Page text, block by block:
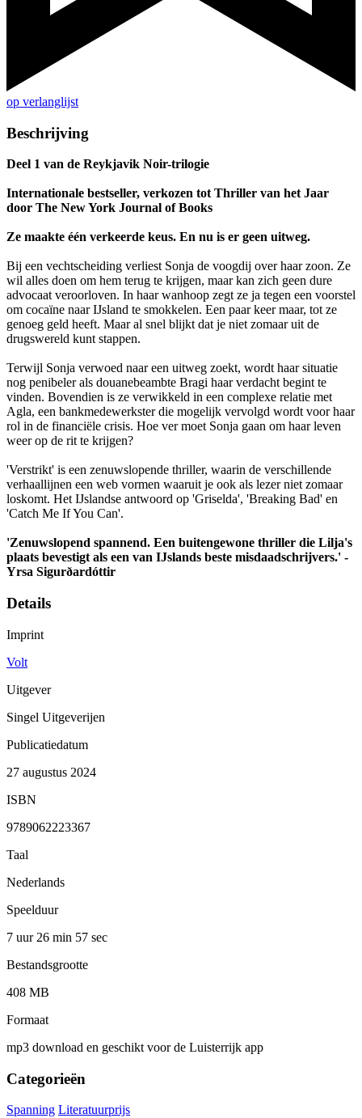
op verlanglijst
Beschrijving
Deel 1 van de Reykjavik Noir-trilogie
Internationale bestseller, verkozen tot Thriller van het Jaar
door The New York Journal of Books
Ze maakte één verkeerde keus. En nu is er geen uitweg.
Bij een vechtscheiding verliest Sonja de voogdij over haar zoon. Ze
wil alles doen om hem terug te krijgen, maar kan zich geen dure
advocaat veroorloven. In haar wanhoop zegt ze ja tegen een voorstel
om coca­ïne naar IJsland te smokkelen. Een paar keer maar, tot ze
genoeg geld heeft. Maar al snel blijkt dat je niet zomaar uit de
drugswereld kunt stappen.
Terwijl Sonja verwoed naar een uitweg zoekt, wordt haar situatie
nog penibeler als douanebeambte Bragi haar verdacht begint te
vinden. Bovendien is ze verwikkeld in een complexe relatie met
Agla, een bankmedewerkster die mogelijk vervolgd wordt voor haar
rol in de financiële crisis. Hoe ver moet Sonja gaan om haar leven
weer op de rit te krijgen?
'Verstrikt' is een zenuwslopende thriller, waarin de verschillende
verhaallijnen een web vormen waaruit je ook als lezer niet zomaar
loskomt. Het IJslandse antwoord op 'Griselda', 'Breaking Bad' en
'Catch Me If You Can'.
'Zenuwslopend spannend. Een buitengewone thriller die Lilja's
plaats bevestigt als een van IJslands beste misdaadschrijvers.' -
Yrsa Sigurðardóttir
Details
Imprint
Volt
Uitgever
Singel Uitgeverijen
Publicatiedatum
27 augustus 2024
ISBN
9789062223367
Taal
Nederlands
Speelduur
7 uur 26 min 57 sec
Bestandsgrootte
408 MB
Formaat
mp3 download en geschikt voor de Luisterrijk app
Categorieën
Spanning Literatuurprijs